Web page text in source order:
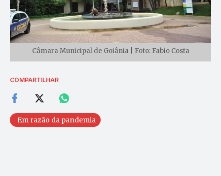
Câmara Municipal de Goiânia | Foto: Fabio Costa
COMPARTILHAR
Em razão da pandemia